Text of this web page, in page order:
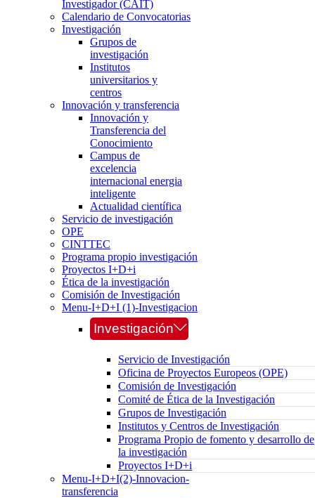
Investigador (CAIT)
Calendario de Convocatorias
Investigación
Grupos de
investigación
Institutos
universitarios y
centros
Innovación y transferencia
Innovación y
Transferencia del
Conocimiento
Campus de
excelencia
internacional energia
inteligente
Actualidad científica
Servicio de investigación
OPE
CINTTEC
Programa propio investigación
Proyectos I+D+i
Ética de la investigación
Comisión de Investigación
Menu-I+D+I (1)-Investigacion
Investigación
Servicio de Investigación
Oficina de Proyectos Europeos (OPE)
Comisión de Investigación
Comité de Ética de la Investigación
Grupos de Investigación
Institutos y Centros de Investigación
Programa Propio de fomento y desarrollo de
la investigación
Proyectos I+D+i
Menu-I+D+I(2)-Innovacion-
transferencia